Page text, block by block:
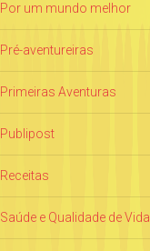
Por um mundo melhor
Pré-aventureiras
Primeiras Aventuras
Publipost
Receitas
Saúde e Qualidade de Vida